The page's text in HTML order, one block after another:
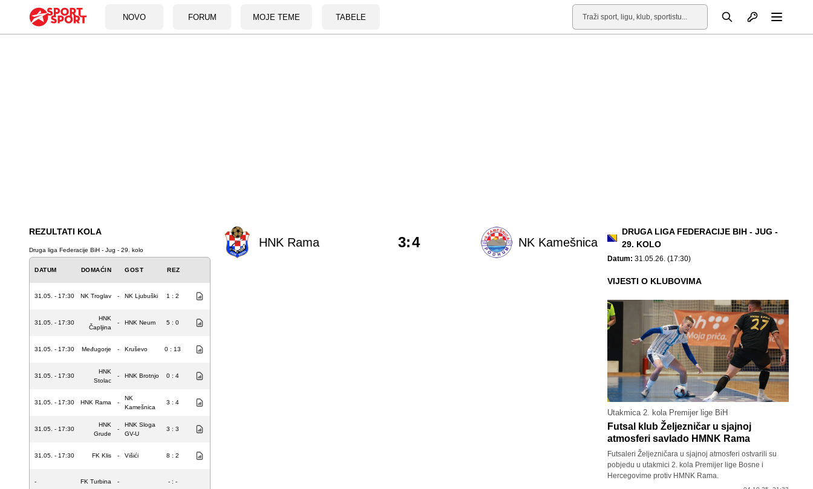
NOVO FORUM MOJE TEME TABELE
Pretraga Otvori profil
REZULTATI KOLA
Druga liga Federacije BiH - Jug - 29. kolo
DATUM DOMAĆIN GOST REZ
31.05. - 17:30 NK Troglav - NK Ljubuški 1 : 2
31.05. - 17:30
HNK
Čapljina
- HNK Neum 5 : 0
31.05. - 17:30 Međugorje - Kruševo 0 : 13
31.05. - 17:30
HNK
Stolac
- HNK Brotnjo 0 : 4
31.05. - 17:30 HNK Rama -
NK
Kamešnica
3 : 4
31.05. - 17:30
HNK
Grude
-
HNK Sloga
GV-U
3 : 3
31.05. - 17:30 FK Klis - Višići 8 : 2
- FK Turbina - - : -
HNK Rama NK Kamešnica
3:4
DRUGA LIGA FEDERACIJE BIH - JUG -
29. KOLO
Datum: 31.05.26. (17:30)
VIJESTI O KLUBOVIMA
Utakmica 2. kola Premijer lige BiH
Futsal klub Željezničar u sjajnoj
atmosferi savlado HMNK Rama
Futsaleri Željezničara u sjajnoj atmosferi ostvarili su
pobjedu u utakmici 2. kola Premijer lige Bosne i
Hercegovime protiv HMNK Rama.